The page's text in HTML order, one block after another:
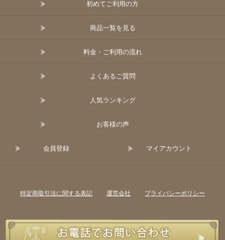
初めてご利用の方
商品一覧を見る
料金・ご利用の流れ
よくあるご質問
人気ランキング
お客様の声
会員登録 マイアカウント
特定商取引法に関する表記 運営会社 プライバシーポリシー